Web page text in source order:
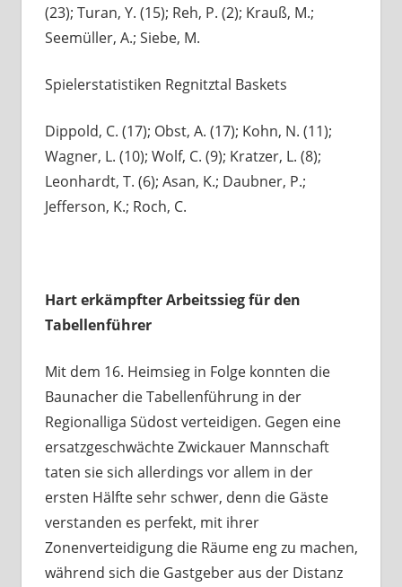
(23); Turan, Y. (15); Reh, P. (2); Krauß, M.;
Seemüller, A.; Siebe, M.
Spielerstatistiken Regnitztal Baskets
Dippold, C. (17); Obst, A. (17); Kohn, N. (11);
Wagner, L. (10); Wolf, C. (9); Kratzer, L. (8);
Leonhardt, T. (6); Asan, K.; Daubner, P.;
Jefferson, K.; Roch, C.
Hart erkämpfter Arbeitssieg für den
Tabellenführer
Mit dem 16. Heimsieg in Folge konnten die
Baunacher die Tabellenführung in der
Regionalliga Südost verteidigen. Gegen eine
ersatzgeschwächte Zwickauer Mannschaft
taten sie sich allerdings vor allem in der
ersten Hälfte sehr schwer, denn die Gäste
verstanden es perfekt, mit ihrer
Zonenverteidigung die Räume eng zu machen,
während sich die Gastgeber aus der Distanz